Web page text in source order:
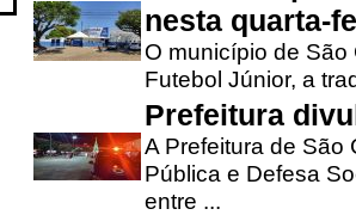
nesta quarta-
O município de
Futebol Júnior, a
Prefeitura
A Prefeitura de São
Pública e Defesa
entre ...